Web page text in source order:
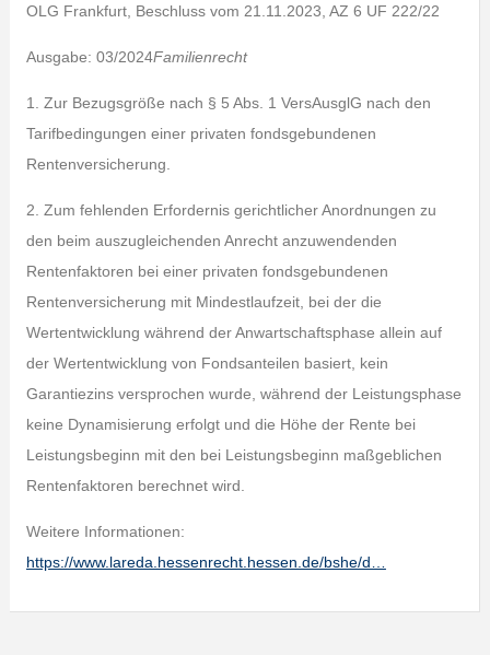
OLG Frankfurt, Beschluss vom 21.11.2023, AZ 6 UF 222/22
Ausgabe: 03/2024Familienrecht
1. Zur Bezugsgröße nach § 5 Abs. 1 VersAusglG nach den
Tarifbedingungen einer privaten fondsgebundenen
Rentenversicherung.
2. Zum fehlenden Erfordernis gerichtlicher Anordnungen zu
den beim auszugleichenden Anrecht anzuwendenden
Rentenfaktoren bei einer privaten fondsgebundenen
Rentenversicherung mit Mindestlaufzeit, bei der die
Wertentwicklung während der Anwartschaftsphase allein auf
der Wertentwicklung von Fondsanteilen basiert, kein
Garantiezins versprochen wurde, während der Leistungsphase
keine Dynamisierung erfolgt und die Höhe der Rente bei
Leistungsbeginn mit den bei Leistungsbeginn maßgeblichen
Rentenfaktoren berechnet wird.
Weitere Informationen:
https://www.lareda.hessenrecht.hessen.de/bshe/d…